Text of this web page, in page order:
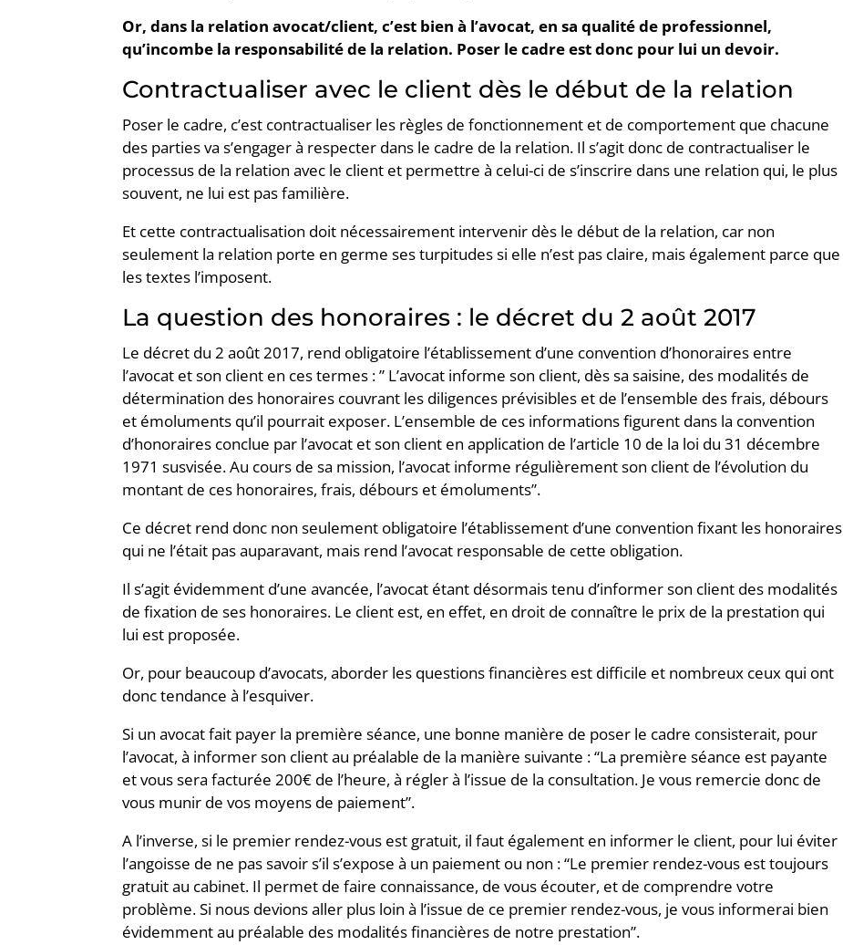
Or, dans la relation avocat/client, c’est bien à l’avocat, en sa qualité de professionnel,
qu’incombe la responsabilité de la relation. Poser le cadre est donc pour lui un devoir.
Contractualiser avec le client dès le début de la relation
Poser le cadre, c’est contractualiser les règles de fonctionnement et de comportement que chacune
des parties va s’engager à respecter dans le cadre de la relation. Il s’agit donc de contractualiser le
processus de la relation avec le client et permettre à celui-ci de s’inscrire dans une relation qui, le plus
souvent, ne lui est pas familière.
Et cette contractualisation doit nécessairement intervenir dès le début de la relation, car non
seulement la relation porte en germe ses turpitudes si elle n’est pas claire, mais également parce que
les textes l’imposent.
La question des honoraires : le décret du 2 août 2017
Le décret du 2 août 2017, rend obligatoire l’établissement d’une convention d’honoraires entre
l’avocat et son client en ces termes : ” L’avocat informe son client, dès sa saisine, des modalités de
détermination des honoraires couvrant les diligences prévisibles et de l’ensemble des frais, débours
et émoluments qu’il pourrait exposer. L’ensemble de ces informations figurent dans la convention
d’honoraires conclue par l’avocat et son client en application de l’article 10 de la loi du 31 décembre
1971 susvisée. Au cours de sa mission, l’avocat informe régulièrement son client de l’évolution du
montant de ces honoraires, frais, débours et émoluments”.
Ce décret rend donc non seulement obligatoire l’établissement d’une convention fixant les honoraires
qui ne l’était pas auparavant, mais rend l’avocat responsable de cette obligation.
Il s’agit évidemment d’une avancée, l’avocat étant désormais tenu d’informer son client des modalités
de fixation de ses honoraires. Le client est, en effet, en droit de connaître le prix de la prestation qui
lui est proposée.
Or, pour beaucoup d’avocats, aborder les questions financières est difficile et nombreux ceux qui ont
donc tendance à l’esquiver.
Si un avocat fait payer la première séance, une bonne manière de poser le cadre consisterait, pour
l’avocat, à informer son client au préalable de la manière suivante : “La première séance est payante
et vous sera facturée 200€ de l’heure, à régler à l’issue de la consultation. Je vous remercie donc de
vous munir de vos moyens de paiement”.
A l’inverse, si le premier rendez-vous est gratuit, il faut également en informer le client, pour lui éviter
l’angoisse de ne pas savoir s’il s’expose à un paiement ou non : “Le premier rendez-vous est toujours
gratuit au cabinet. Il permet de faire connaissance, de vous écouter, et de comprendre votre
problème. Si nous devions aller plus loin à l’issue de ce premier rendez-vous, je vous informerai bien
évidemment au préalable des modalités financières de notre prestation”.